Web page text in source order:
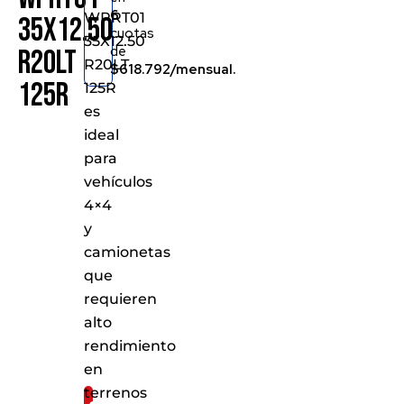
35X12.50
R20LT
125R
6
cuotas
de
$618.792/mensual.
WPRT01
35X12.50
R20LT
125R
es
ideal
para
vehículos
4×4
y
camionetas
que
requieren
alto
rendimiento
en
terrenos